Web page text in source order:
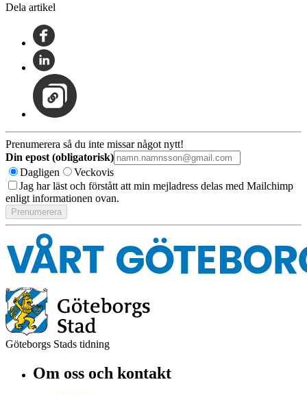
Dela artikel
Prenumerera så du inte missar något nytt!
Din epost (obligatorisk)
Dagligen
Veckovis
Jag har läst och förstått att min mejladress delas med Mailchimp
enligt informationen ovan.
Göteborgs Stads tidning
Om oss och kontakt